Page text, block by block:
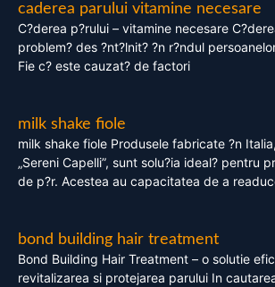
caderea parului vitamine necesare
C?derea p?rului – vitamine necesare
problem? des ?nt?lnit? ?n r?ndul
Fie c? este cauzat? de factori
milk shake fiole
milk shake fiole Produsele fabricate ?n
„Sereni Capelli”, sunt solu?ia ideal? pentru
de p?r. Acestea au capacitatea de a
bond building hair treatment
Bond Building Hair Treatment – o solutie
revitalizarea si protejarea parului In